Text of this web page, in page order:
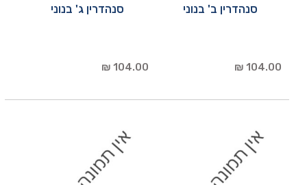
סנהדרין ב' בנוני
104.00 ₪
סנהדרין ג' בנוני
104.00 ₪